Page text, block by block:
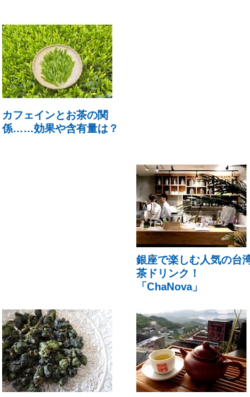
カフェインとお茶の関
係……効果や含有量は？
銀座で楽しむ人気の台
茶ドリンク！
「ChaNova」